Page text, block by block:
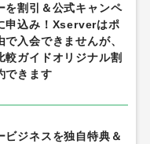
を割引＆公式キャンペ
申込み！Xserverはポ
入会できませんが、
較ガイドオリジナル割
できます
ビジネスを独自特典＆